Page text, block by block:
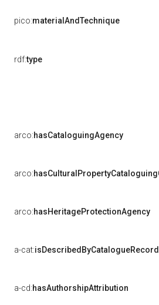
pico:materialAndTechnique
rdf:type
arco:hasCataloguingAgency
arco:
arco:hasHeritageProtectionAgency
a-cat:isDescribedByCatalogueRecord
a-cd:hasAuthorshipAttribution